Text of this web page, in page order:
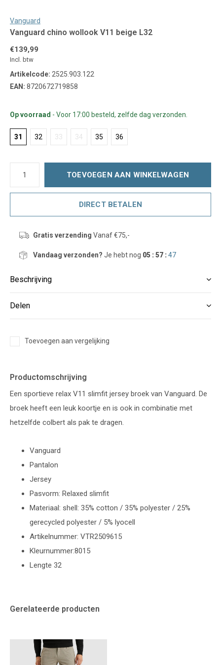
Vanguard
Vanguard chino wollook V11 beige L32
€139,99
Incl. btw
Artikelcode: 2525.903.122
EAN: 8720672719858
Op voorraad - Voor 17:00 besteld, zelfde dag verzonden.
31 32 33 34 35 36
TOEVOEGEN AAN WINKELWAGEN
DIRECT BETALEN
Gratis verzending Vanaf €75,-
Vandaag verzonden? Je hebt nog 05 : 57 :47
Beschrijving
Delen
Toevoegen aan vergelijking
Productomschrijving
Een sportieve relax V11 slimfit jersey broek van Vanguard. De
broek heeft een leuk koortje en is ook in combinatie met
hetzelfde colbert als pak te dragen.
Vanguard
Pantalon
Jersey
Pasvorm: Relaxed slimfit
Materiaal: shell: 35% cotton / 35% polyester / 25%
gerecycled polyester / 5% lyocell
Artikelnummer: VTR2509615
Kleurnummer:8015
Lengte 32
Gerelateerde producten